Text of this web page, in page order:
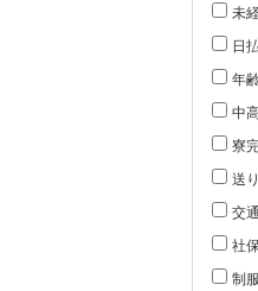
未
日
年
中
寮
送
交
社
制